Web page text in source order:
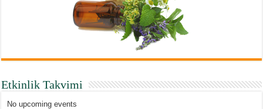
Etkinlik Takvimi
No upcoming events